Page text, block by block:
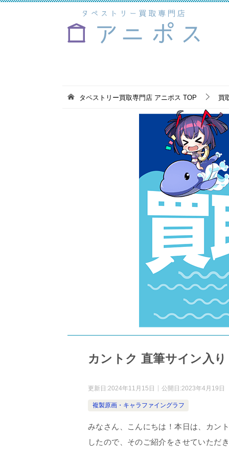
タペストリー買取専門店 アニポス TOP 買
カントク 直筆サイン入
更新日:2024年11月15日 公開日:2023年4月19日
複製原画・キャラファイングラフ
みなさん、こんにちは！本日は、カン
したので、そのご紹介をさせていただ